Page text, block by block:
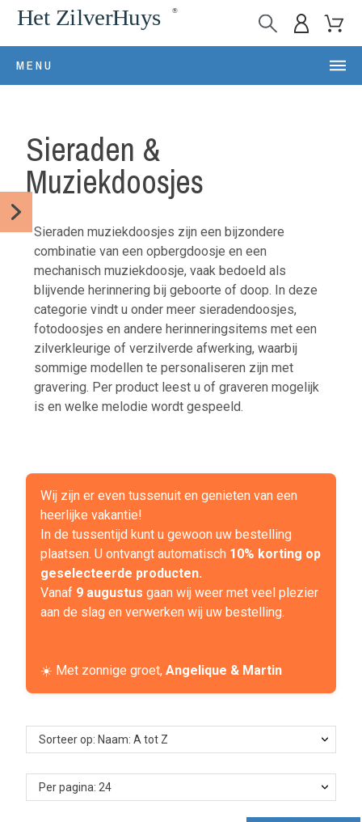
MENU
Sieraden &
Muziekdoosjes
Sieraden muziekdoosjes zijn een bijzondere
combinatie van een opbergdoosje en een
mechanisch muziekdoosje, vaak bedoeld als
blijvende herinnering bij geboorte of doop. In deze
categorie vindt u onder meer sieradendoosjes,
fotodoosjes en andere herinneringsitems met een
zilverkleurige of verzilverde afwerking, waarbij
sommige modellen te personaliseren zijn met
gravering. Per product leest u of graveren mogelijk
is en welke melodie wordt gespeeld.
Wij zijn er even tussenuit en genieten van een
heerlijke vakantie!
In de tussentijd kunt u gewoon uw bestelling
plaatsen. U ontvangt automatisch 10% korting op
geselecteerde producten.
Vanaf 9 augustus gaan wij weer met veel plezier
aan de slag en verwerken wij uw bestelling.
☀️ Met zonnige groet,Angelique & Martin
Sorteer op: Naam: A tot Z
Per pagina: 24